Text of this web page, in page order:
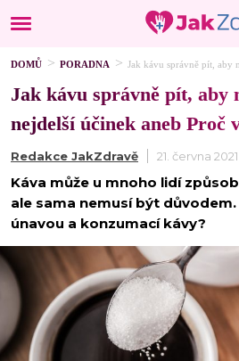
DOMŮ PORADNA Jak kávu správně pít, aby
Jak kávu správně pít, aby
nejdelší účinek aneb Proč
Redakce JakZdravě 21. června 2021
Káva může u mnoho lidí
ale sama nemusí být
únavou a konzumací kávy?